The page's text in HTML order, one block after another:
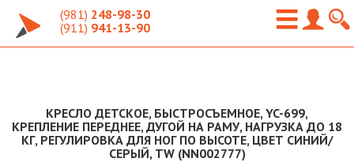
(981) 248-98-30
(911) 941-13-90
КРЕСЛО ДЕТСКОЕ, БЫСТРОСЪЕМНОЕ, YC-699,
КРЕПЛЕНИЕ ПЕРЕДНЕЕ, ДУГОЙ НА РАМУ, НАГРУЗКА ДО 18
КГ, РЕГУЛИРОВКА ДЛЯ НОГ ПО ВЫСОТЕ, ЦВЕТ СИНИЙ/
СЕРЫЙ, TW (NN002777)